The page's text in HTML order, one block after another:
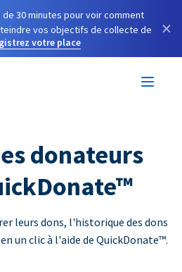
30 minutes pour voir comment
vos objectifs de collecte de
votre place
×
donateurs
leurs dons, l'historique des dons
un clic à l'aide de QuickDonate™.